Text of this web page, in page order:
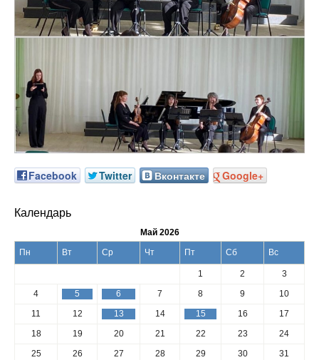
Facebook Twitter Вконтакте Google+
Календарь
Май 2026
Пн
Вт Ср Чт Пт Сб Вс
1 2
3
4
5 6 7 8 9
10
11
12 13 14 15 16
17
18
19 20 21 22 23
24
25
26 27 28 29 30 31